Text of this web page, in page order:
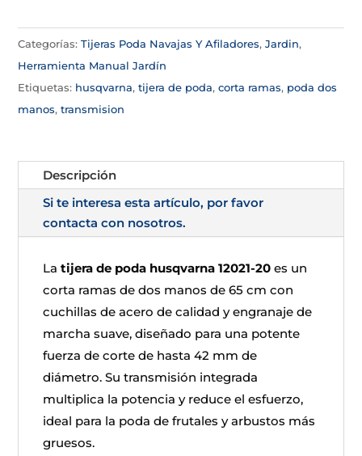
Categorías:Tijeras Poda Navajas Y Afiladores,Jardin,
Herramienta Manual Jardín
Etiquetas: husqvarna,tijera de poda,corta ramas, poda dos
manos,transmision
Descripción
Si te interesa esta artículo, por favor
contacta con nosotros.
Latijera de poda husqvarna 12021-20 es un
corta ramas de dos manos de 65 cm con
cuchillas de acero de calidad y engranaje de
marcha suave, diseñado para una potente
fuerza de corte de hasta 42 mm de
diámetro. Su transmisión integrada
multiplica la potencia y reduce el esfuerzo,
ideal para la poda de frutales y arbustos más
gruesos.